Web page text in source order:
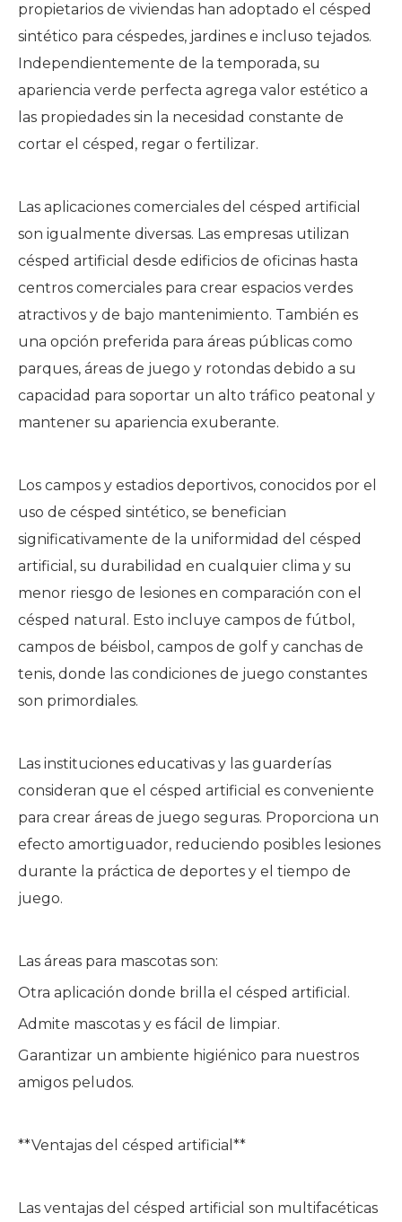
propietarios de viviendas han adoptado el césped
sintético para céspedes, jardines e incluso tejados.
Independientemente de la temporada, su
apariencia verde perfecta agrega valor estético a
las propiedades sin la necesidad constante de
cortar el césped, regar o fertilizar.
Las aplicaciones comerciales del césped artificial
son igualmente diversas. Las empresas utilizan
césped artificial desde edificios de oficinas hasta
centros comerciales para crear espacios verdes
atractivos y de bajo mantenimiento. También es
una opción preferida para áreas públicas como
parques, áreas de juego y rotondas debido a su
capacidad para soportar un alto tráfico peatonal y
mantener su apariencia exuberante.
Los campos y estadios deportivos, conocidos por el
uso de césped sintético, se benefician
significativamente de la uniformidad del césped
artificial, su durabilidad en cualquier clima y su
menor riesgo de lesiones en comparación con el
césped natural. Esto incluye campos de fútbol, ​​
campos de béisbol, campos de golf y canchas de
tenis, donde las condiciones de juego constantes
son primordiales.
Las instituciones educativas y las guarderías
consideran que el césped artificial es conveniente
para crear áreas de juego seguras. Proporciona un
efecto amortiguador, reduciendo posibles lesiones
durante la práctica de deportes y el tiempo de
juego.
Las áreas para mascotas son:
Otra aplicación donde brilla el césped artificial.
Admite mascotas y es fácil de limpiar.
Garantizar un ambiente higiénico para nuestros
amigos peludos.
**Ventajas del césped artificial**
Las ventajas del césped artificial son multifacéticas